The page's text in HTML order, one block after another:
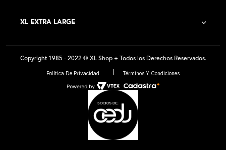
Contacto
Preguntas Frecuentes
Medios de Pago - Promociones
XL EXTRA LARGE
Historia de la Empresa
Copyright 1985 - 2022 © XL Shop + Todos los Derechos Reservados.
Política De Privacidad Términos Y Condiciones